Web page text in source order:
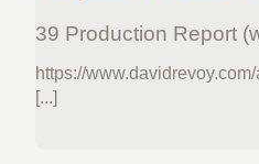
39 Production Report
https://
[...]